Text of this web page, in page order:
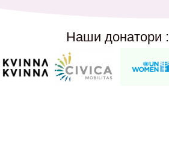
Наши донатори :